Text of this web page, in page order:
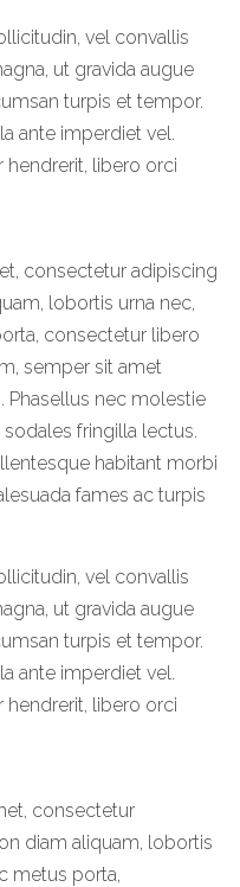
vel convallis
ut gravida augue
turpis et tempor.
ante imperdiet vel.
libero orci
consectetur adipiscing
lobortis urna nec,
consectetur libero
semper sit amet
Phasellus nec molestie
fringilla lectus.
habitant morbi
fames ac turpis
vel convallis
ut gravida augue
turpis et tempor.
ante imperdiet vel.
libero orci
consectetur
diam aliquam, lobortis
metus porta,